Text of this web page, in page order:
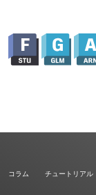
コラム チュートリアル